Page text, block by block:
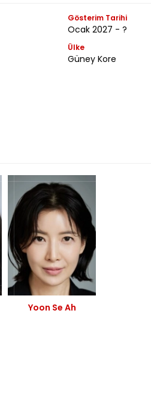
Gösterim Tarihi
Ocak 2027 - ?
Ülke
Güney Kore
Yoon Se Ah